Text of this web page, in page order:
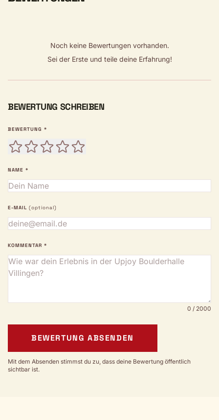
Noch keine Bewertungen vorhanden.
Sei der Erste und teile deine Erfahrung!
BEWERTUNG SCHREIBEN
BEWERTUNG *
NAME *
E-MAIL (optional)
KOMMENTAR *
0 / 2000
BEWERTUNG ABSENDEN
Mit dem Absenden stimmst du zu, dass deine Bewertung öffentlich
sichtbar ist.